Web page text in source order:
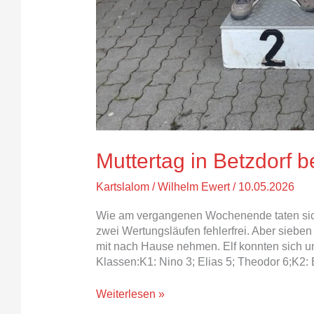
Muttertag in Betzdorf
Kartslalom/Wilhelm Ewert/ 10.05.2026
Wie am vergangenen Wochenende taten
zwei Wertungsläufen fehlerfrei. Aber
mit nach Hause nehmen. Elf konnten sich
Klassen:K1: Nino 3; Elias 5; Theodor 6;K2:
Weiterlesen »